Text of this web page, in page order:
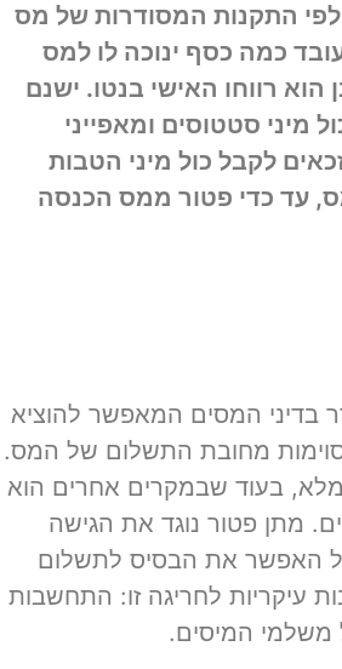
התקנות המסודרות של מס
כמה כסף ינוכה לו למס
הוא רווחו האישי בנטו. ישנם
מיני סטטוסים ומאפייני
לקבל כול מיני הטבות
עד כדי פטור ממס הכנסה
בדיני המסים המאפשר להוציא
מסוימות מחובת התשלום של המס.
בעוד שבמקרים אחרים הוא
מתן פטור נוגד את הגישה
האפשר את הבסיס לתשלום
עיקריות לחריגה זו: התחשבות
משלמי המיסים.